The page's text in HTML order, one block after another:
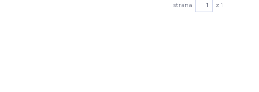
strana z 1